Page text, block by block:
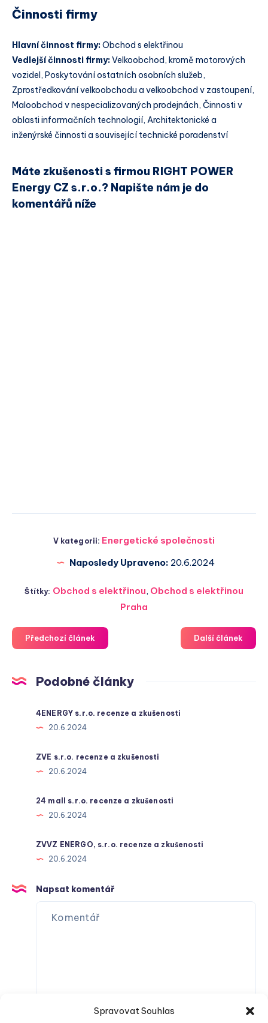
Spravovat Souhlas
Činnosti firmy
Hlavní činnost firmy:Obchod s elektřinou
Vedlejší činnosti firmy:Velkoobchod, kromě motorových
vozidel, Poskytování ostatních osobních služeb,
Zprostředkování velkoobchodu a velkoobchod v zastoupení,
Maloobchod v nespecializovaných prodejnách, Činnosti v
oblasti informačních technologií, Architektonické a
inženýrské činnosti a související technické poradenství
Máte zkušenosti s firmou RIGHT POWER
Energy CZ s.r.o.? Napište nám je do
komentářů níže
V kategorii: Energetické společnosti
Naposledy Upraveno: 20.6.2024
Štítky: Obchod s elektřinou, Obchod s elektřinou
Praha
Předchozí článek Další článek
Podobné články
4ENERGY s.r.o. recenze a zkušenosti
20.6.2024
ZVE s.r.o. recenze a zkušenosti
20.6.2024
24 mall s.r.o. recenze a zkušenosti
20.6.2024
ZVVZ ENERGO, s.r.o. recenze a zkušenosti
20.6.2024
Napsat komentář